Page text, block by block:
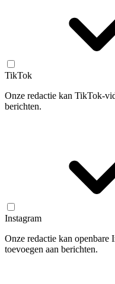
TikTok
Onze redactie kan TikTok-
berichten.
Instagram
Onze redactie kan openbare
toevoegen aan berichten.